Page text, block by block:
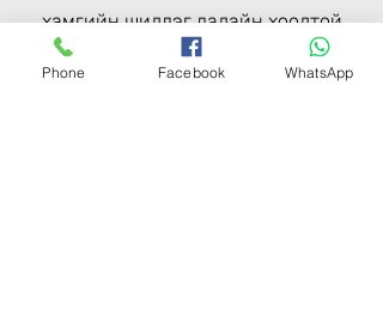
хамгийн шилдэг далайн хоолтой
танилцах боломжийг олгодог.
Phone Facebook WhatsApp